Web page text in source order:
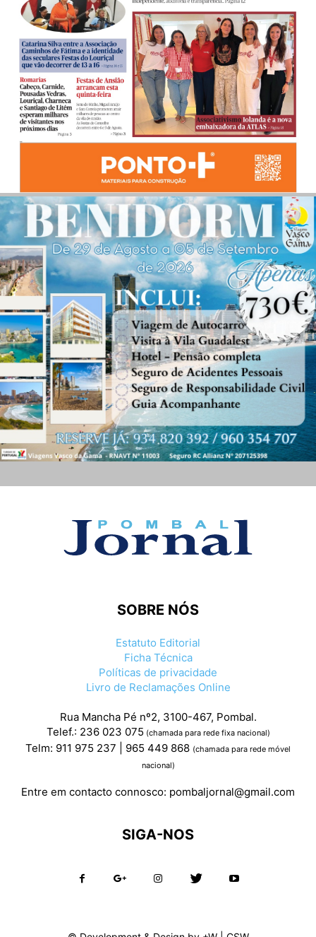
SOBRE NÓS
Estatuto Editorial
Ficha Técnica
Políticas de privacidade
Livro de Reclamações Online
Rua Mancha Pé nº2, 3100-467, Pombal.
Telef.: 236 023 075 (chamada para rede fixa nacional)
Telm: 911 975 237 | 965 449 868 (chamada para rede móvel
nacional)
Entre em contacto connosco: pombaljornal@gmail.com
SIGA-NOS